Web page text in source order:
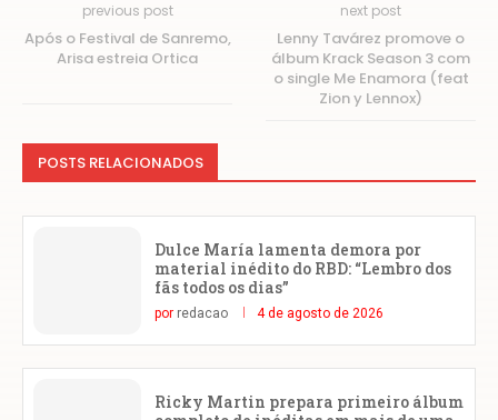
previous post
Após o Festival de Sanremo,
Arisa estreia Ortica
next post
Lenny Tavárez promove o
álbum Krack Season 3 com
o single Me Enamora (feat
Zion y Lennox)
POSTS RELACIONADOS
Dulce María lamenta demora por
material inédito do RBD: “Lembro dos
fãs todos os dias”
por redacao 4 de agosto de 2026
Ricky Martin prepara primeiro álbum